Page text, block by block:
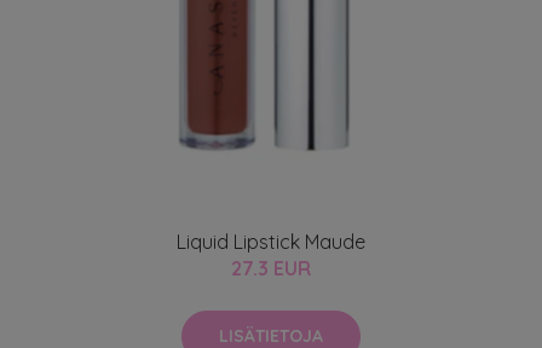
Liquid Lipstick Maude
27.3 EUR
LISÄTIETOJA